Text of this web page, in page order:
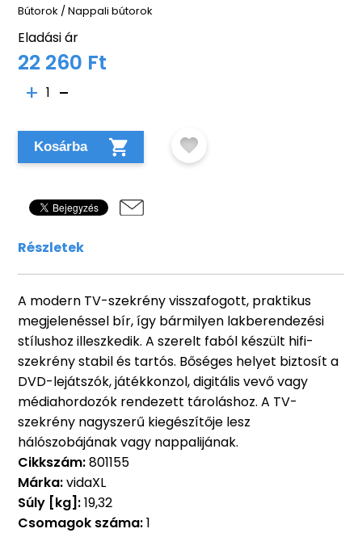
Bútorok /Nappali bútorok
Eladási ár
22 260 Ft
1
Kosárba
Részletek
A modern TV-szekrény visszafogott, praktikus
megjelenéssel bír, így bármilyen lakberendezési
stílushoz illeszkedik. A szerelt faból készült hifi-
szekrény stabil és tartós. Bőséges helyet biztosít a
DVD-lejátszók, játékkonzol, digitális vevő vagy
médiahordozók rendezett tároláshoz. A TV-
szekrény nagyszerű kiegészítője lesz
hálószobájának vagy nappalijának.
Cikkszám:801155
Márka:vidaXL
Súly [kg]:19,32
Csomagok száma:1